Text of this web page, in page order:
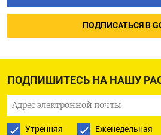
ПОДПИШИТЕСЬ НА НАШУ
Утренняя Еженедельная
ПОДПИСАТЬСЯ В